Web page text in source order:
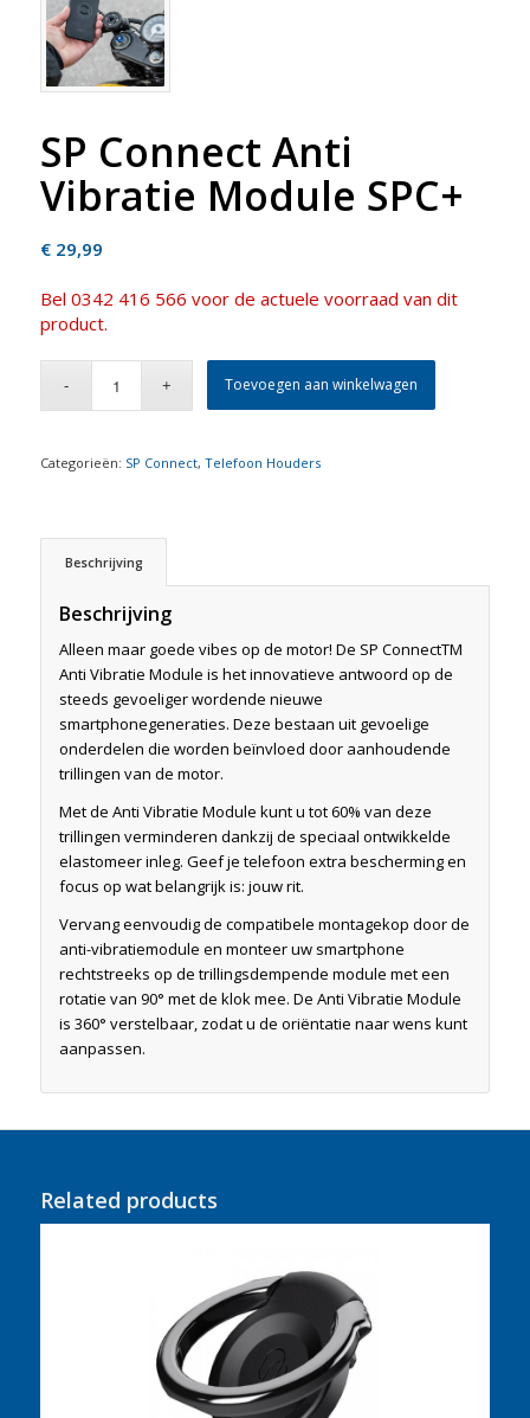
SP Connect Anti
Vibratie Module SPC+
€29,99
Bel 0342 416 566 voor de actuele voorraad van dit
product.
Toevoegen aan winkelwagen
Categorieën: SP Connect, Telefoon Houders
Beschrijving
Beschrijving
Alleen maar goede vibes op de motor! De SP ConnectTM
Anti Vibratie Module is het innovatieve antwoord op de
steeds gevoeliger wordende nieuwe
smartphonegeneraties. Deze bestaan ​​uit gevoelige
onderdelen die worden beïnvloed door aanhoudende
trillingen van de motor.
Met de Anti Vibratie Module kunt u tot 60% van deze
trillingen verminderen dankzij de speciaal ontwikkelde
elastomeer inleg. Geef je telefoon extra bescherming en
focus op wat belangrijk is: jouw rit.
Vervang eenvoudig de compatibele montagekop door de
anti-vibratiemodule en monteer uw smartphone
rechtstreeks op de trillingsdempende module met een
rotatie van 90° met de klok mee. De Anti Vibratie Module
is 360° verstelbaar, zodat u de oriëntatie naar wens kunt
aanpassen.
Related products